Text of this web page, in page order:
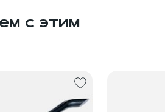
с этим